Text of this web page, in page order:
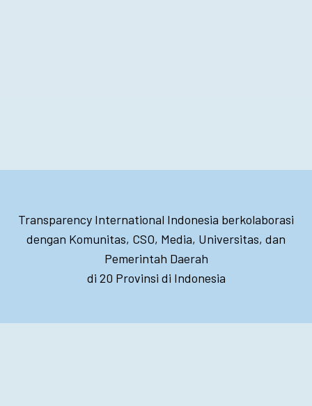
Transparency International Indonesia berkolaborasi
dengan Komunitas, CSO, Media, Universitas, dan
Pemerintah Daerah
di 20 Provinsi di Indonesia